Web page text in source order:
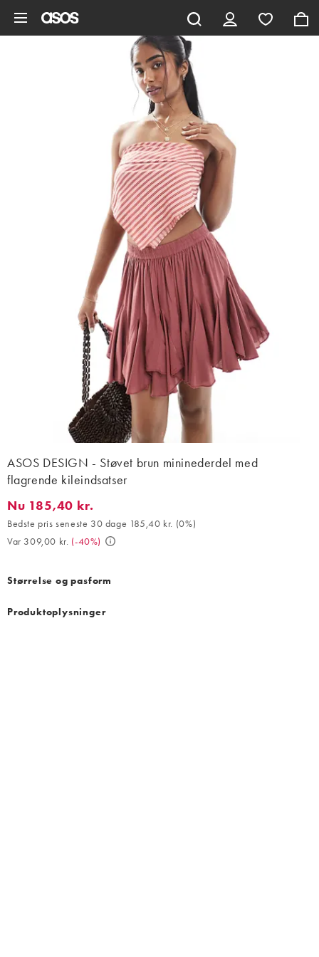
ASOS DESIGN - Støvet brun mininederdel med
flagrende kileindsatser
Nu 185,40 kr.. Bedste pris seneste 30 dage 185,40 kr. (0%).
Nu 185,40 kr.
Bedste pris seneste 30 dage 185,40 kr. (0%)
Var 309,00 kr. (-40%)
Størrelse og pasform
Produktoplysninger